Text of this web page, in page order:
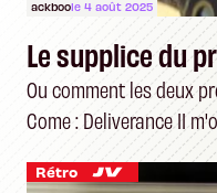
ackboole 4 août 2025
Le supplice du
Ou comment les deux
Come : Deliverance II
Rétro